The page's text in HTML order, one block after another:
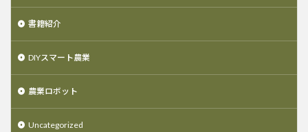
書籍紹介
DIYスマート農業
農業ロボット
Uncategorized